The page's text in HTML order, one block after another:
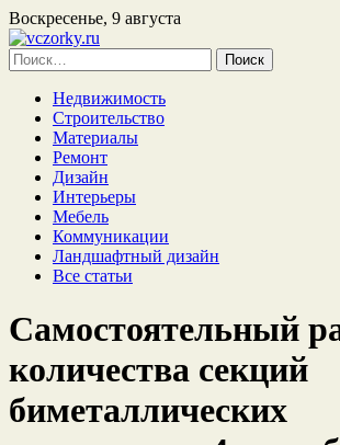
Воскресенье, 9 августа
Найти:
Недвижимость
Строительство
Материалы
Ремонт
Дизайн
Интерьеры
Мебель
Коммуникации
Ландшафтный дизайн
Все статьи
Самостоятельный
количества секций
биметаллических